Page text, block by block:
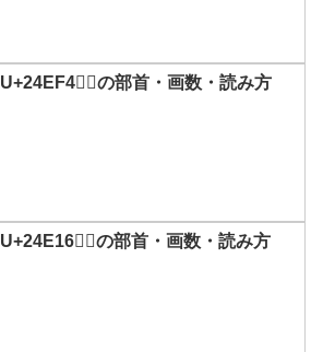
U+24EF4｜𤻴の部首・画数・読み方
U+24E16｜𤸖の部首・画数・読み方